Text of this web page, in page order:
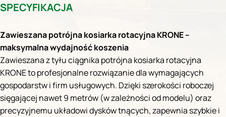
SPECYFIKACJA
Zawieszana potrójna kosiarka rotacyjna KRONE –
maksymalna wydajność koszenia
Zawieszana z tyłu ciągnika potrójna kosiarka rotacyjna
KRONE to profesjonalne rozwiązanie dla wymagających
gospodarstw i firm usługowych. Dzięki szerokości roboczej
sięgającej nawet 9 metrów (w zależności od modelu) oraz
precyzyjnemu układowi dysków tnących, zapewnia szybkie i